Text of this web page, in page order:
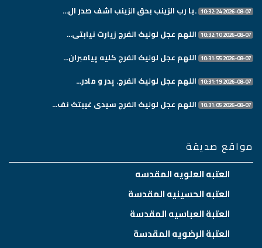
2026-08-07 10:32:24 .یا رب الزینب بحق الزینب اشف صدر ال...
2026-08-07 10:32:10 اللهم عجل لولیک الفرج زیارت نیابتی...
2026-08-07 10:31:55 اللهم عجل لولیک الفرج کلیه پیامبران...
2026-08-07 10:31:19 اللهم عجل لولیک الفرج. پدر و مادر...
2026-08-07 10:31:05 اللهم عجل لولیک الفرج سیدی غیبتک نف...
مواقع صديقة
العتبه العلويه المقدسه
العتبه الحسينيه المقدسة
العتبة العباسيه المقدسة
العتبة الرضويه المقدسة